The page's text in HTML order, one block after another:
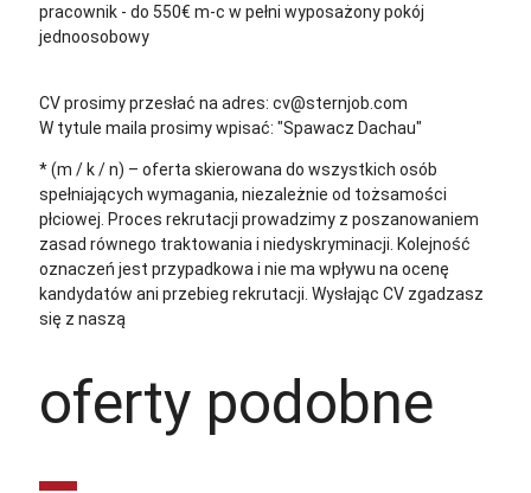
pracownik - do 550€ m-c w pełni wyposażony pokój
jednoosobowy
CV prosimy przesłać na adres: cv@sternjob.com
W tytule maila prosimy wpisać: "Spawacz Dachau"
* (m / k / n) – oferta skierowana do wszystkich osób
spełniających wymagania, niezależnie od tożsamości
płciowej. Proces rekrutacji prowadzimy z poszanowaniem
zasad równego traktowania i niedyskryminacji. Kolejność
oznaczeń jest przypadkowa i nie ma wpływu na ocenę
kandydatów ani przebieg rekrutacji. Wysłając CV zgadzasz
się z naszą
oferty podobne